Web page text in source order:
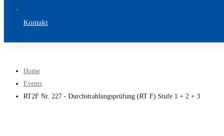
Kontakt
Home
Events
RT2F Nr. 227 - Durchstrahlungsprüfung (RT F) Stufe 1 + 2 + 3